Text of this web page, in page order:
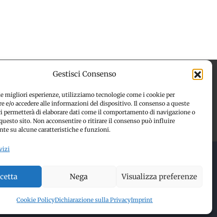
Gestisci Consenso
migliori esperienze, utilizziamo tecnologie come i cookie per
e/o accedere alle informazioni del dispositivo. Il consenso a queste
permetterà di elaborare dati come il comportamento di navigazione o
sito. Non acconsentire o ritirare il consenso può influire
su alcune caratteristiche e funzioni.
Nega Visualizza preferenze
Cookie PolicyDichiarazione sulla PrivacyImprint
Disconoscimento
| Made with ❤️ by